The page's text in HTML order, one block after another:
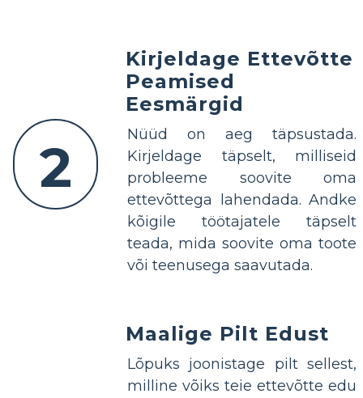
2
Kirjeldage Ettevõtte
Peamised
Eesmärgid
Nüüd on aeg täpsustada.
Kirjeldage täpselt, milliseid
probleeme soovite oma
ettevõttega lahendada. Andke
kõigile töötajatele täpselt
teada, mida soovite oma toote
või teenusega saavutada.
Maalige Pilt Edust
Lõpuks joonistage pilt sellest,
milline võiks teie ettevõtte edu